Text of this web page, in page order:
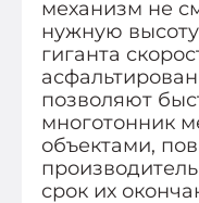
механизм не
нужную
гиганта
позволяют
многотонник
объектами,
срок их